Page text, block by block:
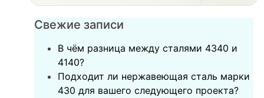
Свежие записи
В чём разница между сталями 4340 и
4140?
Подходит ли нержавеющая сталь марки
430 для вашего следующего проекта?